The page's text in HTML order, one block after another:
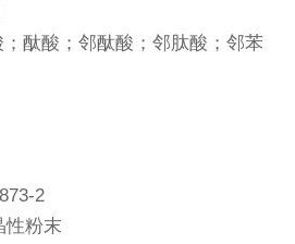
酞酸；邻酞酸；邻肽酸；邻苯
2
性粉末